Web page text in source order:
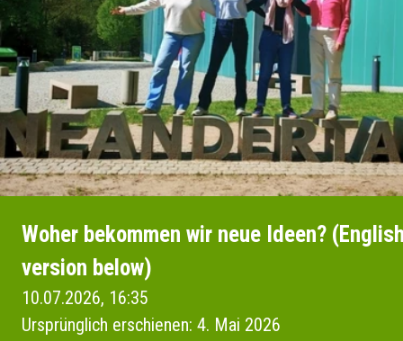
Woher bekommen wir neue Ideen?
version below)
10.07.2026, 16:35
Ursprünglich erschienen: 4. Mai 2026